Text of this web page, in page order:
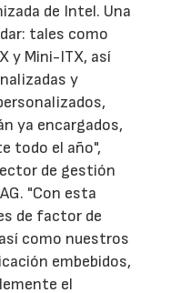
de Intel. Una
tales como
y Mini-ITX, así
y
ya encargados,
todo el año",
de gestión
"Con esta
de factor de
como nuestros
embebidos,
el